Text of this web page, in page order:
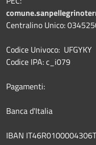
Centralino Unico:
Codice Univoco: UFGYKY
Codice IPA: c_i079
Pagamenti:
Banca d'Italia
IBAN